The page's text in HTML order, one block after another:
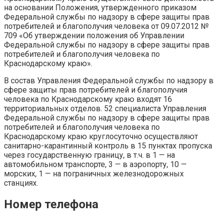
на основании Положения, утвержденного приказом
Федеральной службы по надзору в сфере защиты прав
потребителей и благополучия человека от 09.07.2012 №
709 «Об утверждении положения об Управлении
Федеральной службы по надзору в сфере защиты прав
потребителей и благополучия человека по
Краснодарскому краю».
В состав Управления Федеральной службы по надзору в
сфере защиты прав потребителей и благополучия
человека по Краснодарскому краю входят 16
территориальных отделов. 52 специалиста Управления
Федеральной службы по надзору в сфере защиты прав
потребителей и благополучия человека по
Краснодарскому краю круглосуточно осуществляют
санитарно-карантинный контроль в 15 пунктах пропуска
через государственную границу, в т.ч. в 1 — на
автомобильном транспорте, 3 — в аэропорту, 10 —
морских, 1 — на пограничных железнодорожных
станциях.
Номер телефона